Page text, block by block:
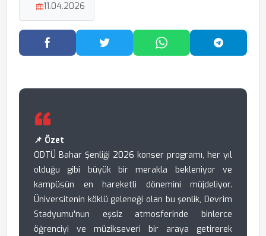
11.04.2026
Facebook'ta PaylaşTwitter'da PaylaşWhatsApp'ta Paylaş
📌 Özet
ODTÜ Bahar Şenliği 2026 konser programı, her yıl
olduğu gibi büyük bir merakla bekleniyor ve
kampüsün en hareketli dönemini müjdeliyor.
Üniversitenin köklü geleneği olan bu şenlik, Devrim
Stadyumu'nun eşsiz atmosferinde binlerce
öğrenciyi ve müzikseveri bir araya getirerek